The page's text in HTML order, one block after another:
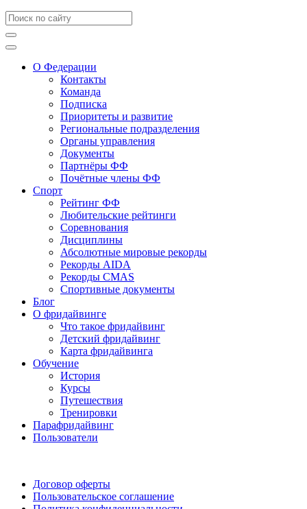
О Федерации
Контакты
Команда
Подписка
Приоритеты и развитие
Региональные подразделения
Органы управления
Документы
Партнёры ФФ
Почётные члены ФФ
Спорт
Рейтинг ФФ
Любительские рейтинги
Соревнования
Дисциплины
Абсолютные мировые рекорды
Рекорды AIDA
Рекорды CMAS
Спортивные документы
Блог
О фридайвинге
Что такое фридайвинг
Детский фридайвинг
Карта фридайвинга
Обучение
История
Курсы
Путешествия
Тренировки
Парафридайвинг
Пользователи
Договор оферты
Пользовательское соглашение